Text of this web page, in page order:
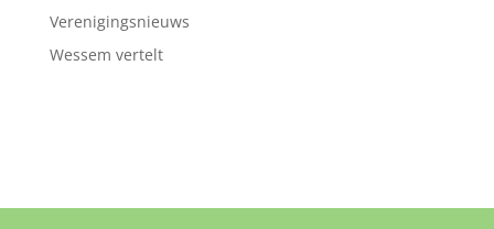
Verenigingsnieuws
Wessem vertelt